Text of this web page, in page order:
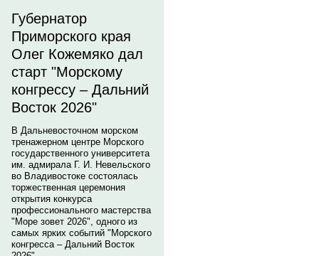
Губернатор
Приморского края
Олег Кожемяко дал
старт "Морскому
конгрессу – Дальний
Восток 2026"
В Дальневосточном морском
тренажерном центре Морского
государственного университета
им. адмирала Г. И. Невельского
во Владивостоке состоялась
торжественная церемония
открытия конкурса
профессионального мастерства
"Море зовет 2026", одного из
самых ярких событий "Морского
конгресса – Дальний Восток